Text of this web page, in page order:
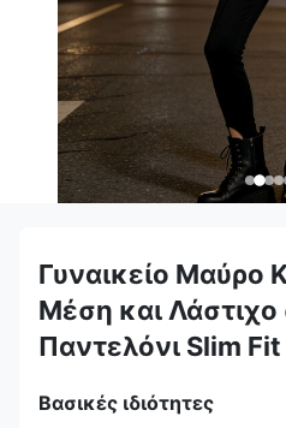
Γυναικείο Μαύρο
Μέση και
Παντελόνι Slim Fit
Βασικές ιδιότητες